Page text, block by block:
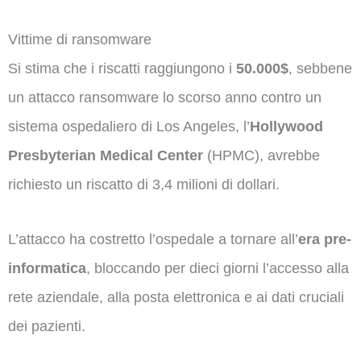
Vittime di ransomware
Si stima che i riscatti raggiungono i 50.000$, sebbene
un attacco ransomware lo scorso anno contro un
sistema ospedaliero di Los Angeles, l’Hollywood
Presbyterian Medical Center (HPMC), avrebbe
richiesto un riscatto di 3,4 milioni di dollari.
L’attacco ha costretto l’ospedale a tornare all’era pre-
informatica, bloccando per dieci giorni l’accesso alla
rete aziendale, alla posta elettronica e ai dati cruciali
dei pazienti.